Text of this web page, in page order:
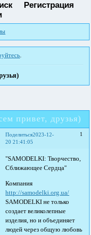
Регистрация
привет, друзья)
Поделиться 1
2023-12-
20 21:41:05
"SAMODELKI: Творчество,
Сближающее Сердца"
Компания
http://samodelki.org.ua/
SAMODELKI не только
создает великолепные
изделия, но и объединяет
людей через общую любовь